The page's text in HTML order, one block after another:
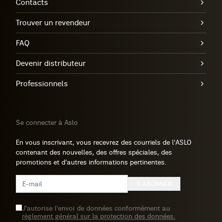
Trouver un revendeur
FAQ
Devenir distributeur
Professionnels
Se connecter à Aslo
En vous inscrivant, vous recevrez des courriels de l'ASLO
contenant des nouvelles, des offres spéciales, des
promotions et d'autres informations pertinentes.
J'autorise l'envoi de données conformément au
règlement général sur la protection des données.